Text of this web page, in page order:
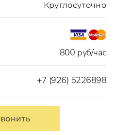
800 руб/час
Круглосуточно
+7 (926) 5226898